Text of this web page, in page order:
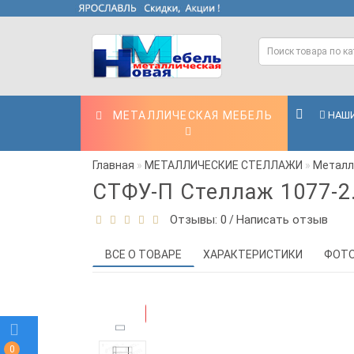
0
МЕТАЛЛИЧЕСКАЯ МЕБЕЛЬ
Главная МЕТАЛЛИЧЕСКИЕ СТЕЛЛАЖИ
СТФУ-П Стеллаж 1077-
Отзывы: 0 /Написать отзыв
ВСЕ О ТОВАРЕ ХАРАКТЕРИСТИКИ